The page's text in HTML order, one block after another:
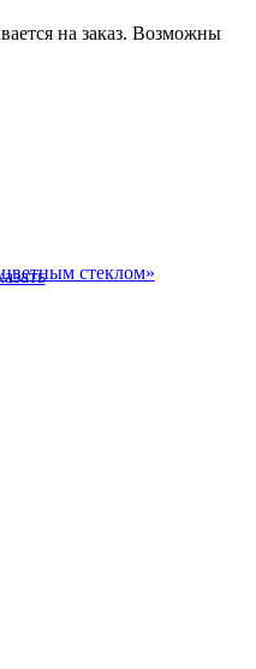
на заказ. Возможны
стеклом»